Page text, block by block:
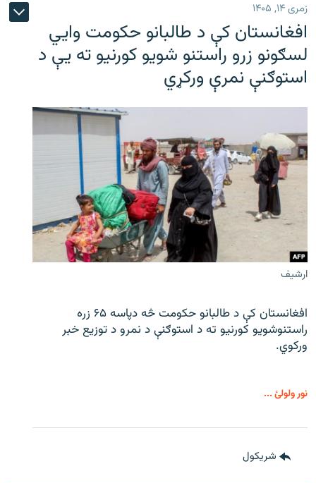
زمری ۱۴, ۱۴۰۵
افغانستان کې د طالبانو حکومت وايي
لسګونو زرو راستنو شویو کورنیو ته یې د
استوګنې نمرې ورکړي
ارشیف
افغانستان کې د طالبانو حکومت څه دپاسه ۶۵ زره
راستنوشویو کورنیو ته د استوګنې د نمرو د توزیع خبر
ورکوي.
نور ولولئ ...
شريکول